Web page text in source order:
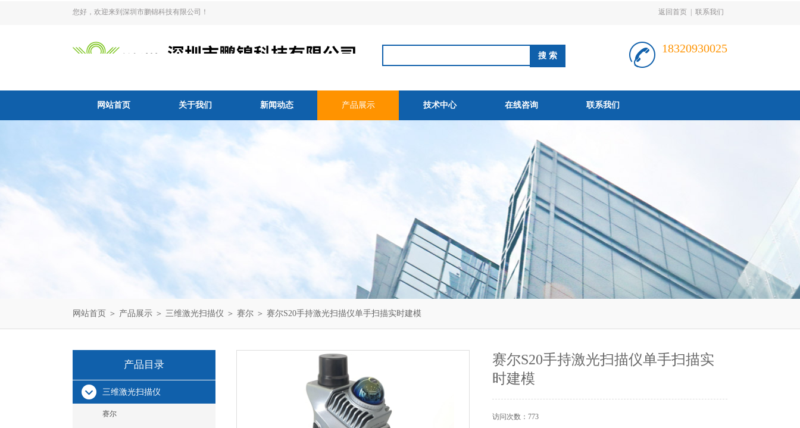
您好，欢迎来到深圳市鹏锦科技有限公司！ 返回首页 联系我们
18320930025
网站首页 关于我们 新闻动态 产品展示 技术中心 在线咨询 联系我们
网站首页 ＞ 产品展示 ＞ 三维激光扫描仪 ＞ 赛尔 ＞ 赛尔S20手持激光扫描仪单手扫描实时建模
产品目录
三维激光扫描仪
赛尔
赛尔S20手持激光扫描仪单手扫描实
时建模
访问次数：773